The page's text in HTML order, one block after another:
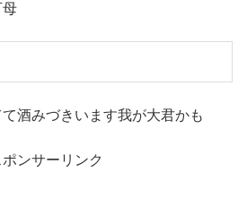
母
酒みづきいます我が大君かも
ポンサーリンク